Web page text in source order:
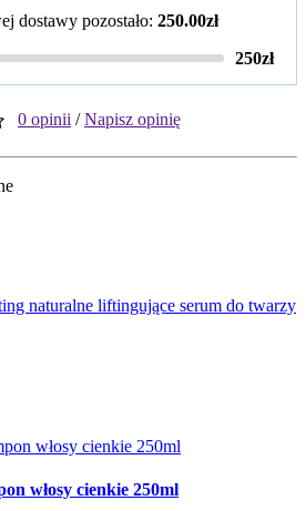
dostawy pozostało: 250.00zł
250zł
0 opinii /Napisz opinię
naturalne liftingujące serum do twarzy
włosy cienkie 250ml